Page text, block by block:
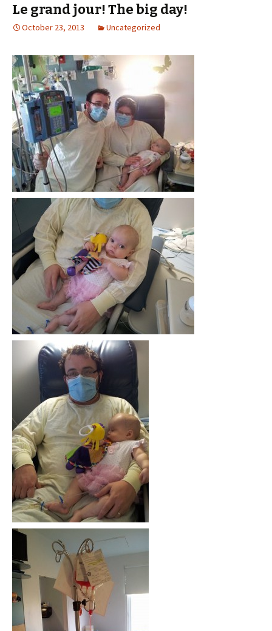
Le grand jour! The big day!
October 23, 2013 Uncategorized